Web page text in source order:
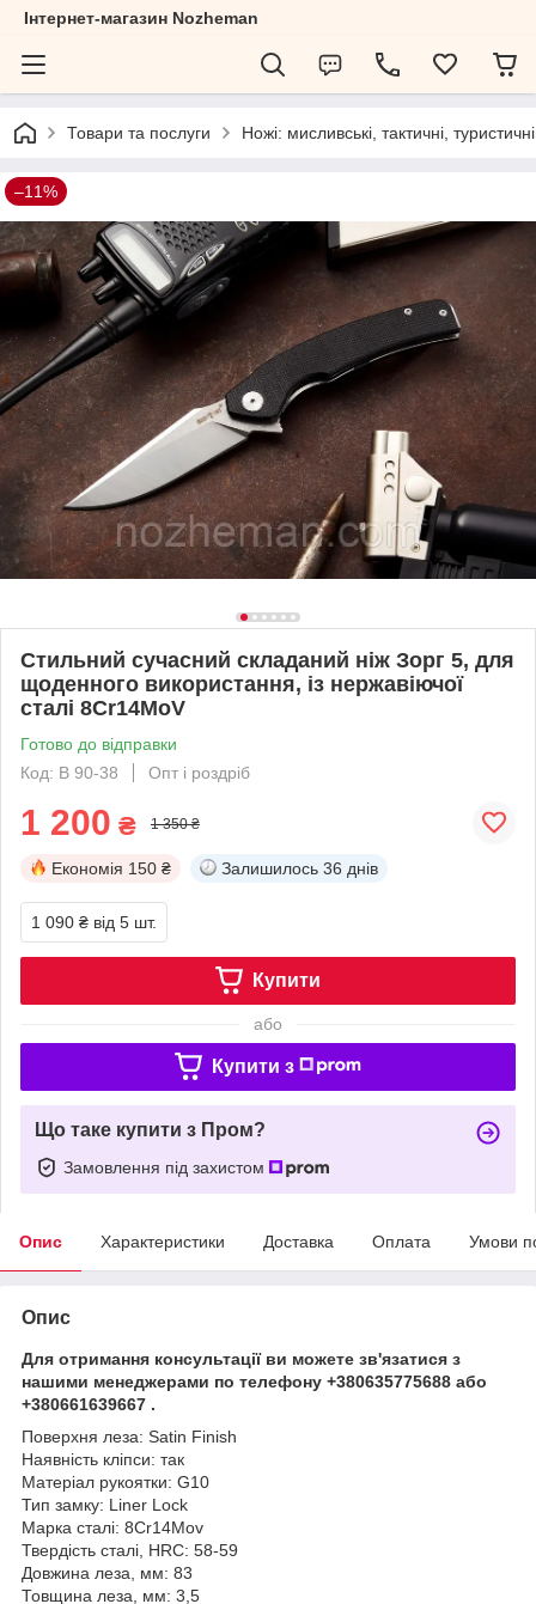
Інтернет-магазин Nozheman
Товари та послуги Ножі: мисливські, тактичні,
–11%
Стильний сучасний складаний ніж Зорг 5, для
щоденного використання, із нержавіючої
сталі 8Cr14MoV
Готово до відправки
Код: B 90-38
Опт і роздріб
1 200 ₴ 1 350 ₴
Економія 150 ₴ Залишилось 36 днів
1 090 ₴ від 5 шт.
Купити
або
Купити з
Що таке купити з Пром?
Замовлення під захистом
Опис Характеристики Доставка Оплата Умови
Опис
Для отримання консультації ви можете зв'язатися з
нашими менеджерами по телефону +380635775688 або
+380661639667 .
Поверхня леза: Satin Finish
Наявність кліпси: так
Матеріал рукоятки: G10
Тип замку: Liner Lock
Марка сталі: 8Cr14Mov
Твердість сталі, HRC: 58-59
Довжина леза, мм: 83
Товщина леза, мм: 3,5